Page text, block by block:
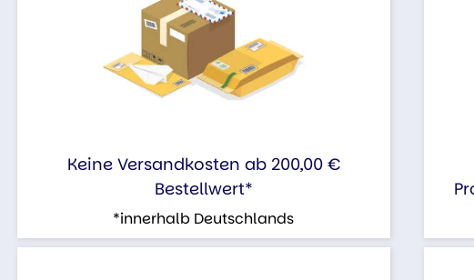
Keine Versandkosten ab 200,00 €
Bestellwert*
*innerhalb Deutschlands